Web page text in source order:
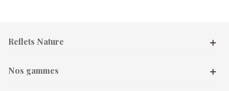
Reflets Nature
Nos gammes